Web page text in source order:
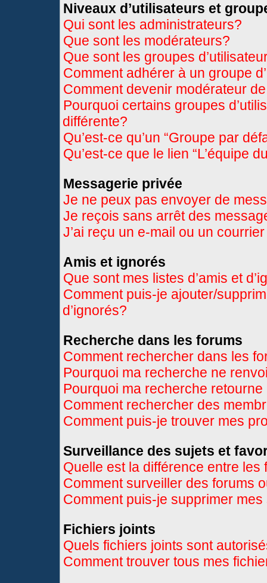
Niveaux d’utilisateurs et
Qui sont les administrateurs?
Que sont les modérateurs?
Que sont les groupes
Comment adhérer à un groupe
Comment devenir modérateur
Pourquoi certains groupes
différente?
Qu’est-ce qu’un “Groupe par
Qu’est-ce que le lien “L’équipe
Messagerie privée
Je ne peux pas envoyer de
Je reçois sans arrêt des
J’ai reçu un e-mail ou un
Amis et ignorés
Que sont mes listes d’amis et
Comment puis-je ajouter/
d’ignorés?
Recherche dans les forums
Comment rechercher dans les
Pourquoi ma recherche ne
Pourquoi ma recherche
Comment rechercher des
Comment puis-je trouver mes
Surveillance des sujets et
Quelle est la différence entre
Comment surveiller des forums
Comment puis-je supprimer
Fichiers joints
Quels fichiers joints sont
Comment trouver tous mes